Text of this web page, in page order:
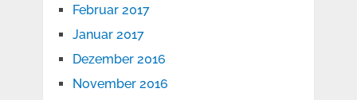
Februar 2017
Januar 2017
Dezember 2016
November 2016